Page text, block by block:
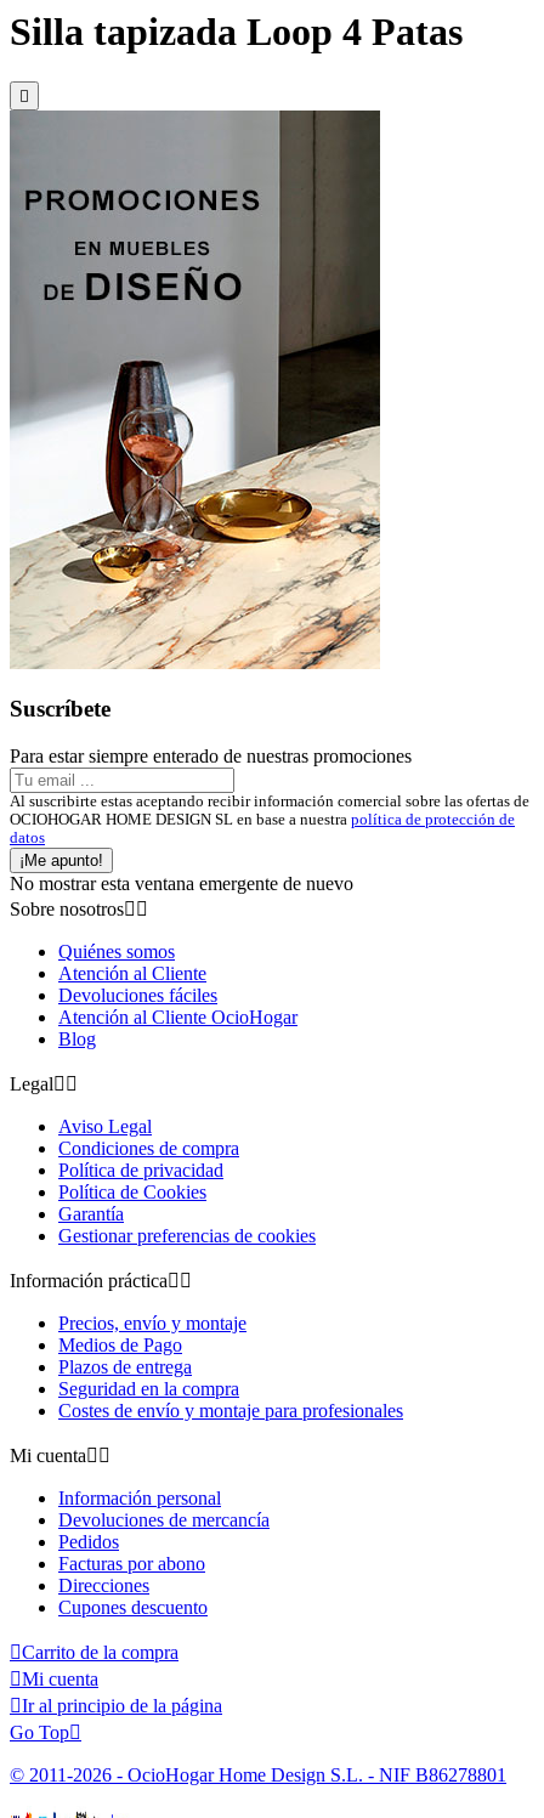
Silla tapizada Loop 4 Patas

Suscríbete
Para estar siempre enterado de nuestras promociones
Al suscribirte estas aceptando recibir información comercial sobre las ofertas de
OCIOHOGAR HOME DESIGN SL en base a nuestra política de protección de
datos
¡Me apunto!
No mostrar esta ventana emergente de nuevo
Sobre nosotros 
Quiénes somos
Atención al Cliente
Devoluciones fáciles
Atención al Cliente OcioHogar
Blog
Legal 
Aviso Legal
Condiciones de compra
Política de privacidad
Política de Cookies
Garantía
Gestionar preferencias de cookies
Información práctica 
Precios, envío y montaje
Medios de Pago
Plazos de entrega
Seguridad en la compra
Costes de envío y montaje para profesionales
Mi cuenta 
Información personal
Devoluciones de mercancía
Pedidos
Facturas por abono
Direcciones
Cupones descuento
Carrito de la compra
Mi cuenta
Ir al principio de la página
Go Top
© 2011-2026 - OcioHogar Home Design S.L. - NIF B86278801